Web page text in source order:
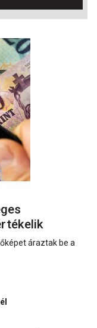
áraztak be a